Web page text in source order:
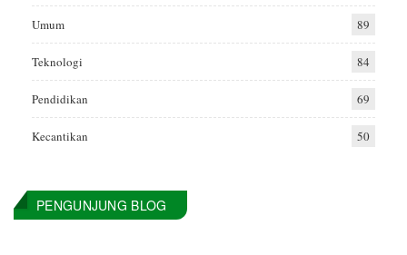
Umum 89
Teknologi 84
Pendidikan 69
Kecantikan 50
PENGUNJUNG BLOG